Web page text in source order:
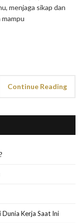
menjaga sikap dan
Continue Reading
Dunia Kerja Saat Ini